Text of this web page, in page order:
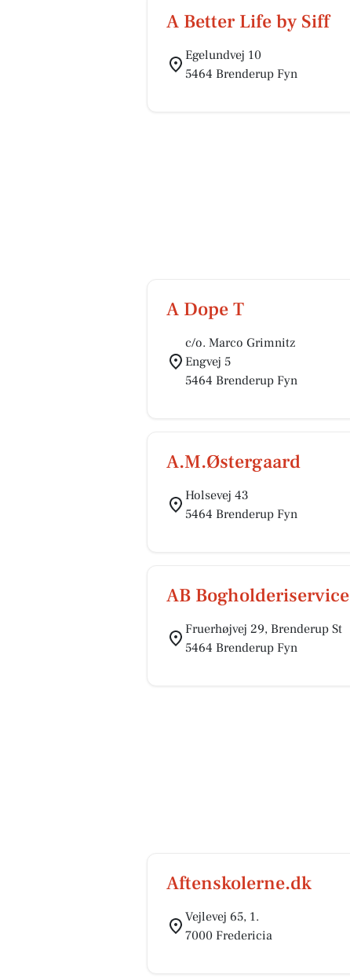
A Better Life by Siff
Egelundvej 10
5464 Brenderup Fyn
A Dope T
c/o. Marco Grimnitz
Engvej 5
5464 Brenderup Fyn
A.M.Østergaard
Holsevej 43
5464 Brenderup Fyn
AB Bogholderiservice
Fruerhøjvej 29, Brenderup St
5464 Brenderup Fyn
Aftenskolerne.dk
Vejlevej 65, 1.
7000 Fredericia